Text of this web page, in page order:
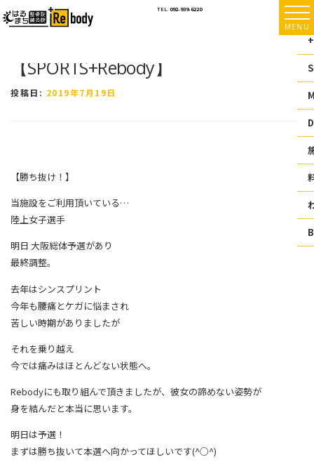
ン
TEL. 092-939-6220
MENU
【SPORTS+Rebody】
投稿日: 2019年7月19日
【勝ち抜け！】
当施設をご利用頂いている…
陸上女子選手
明日 大阪総体予選があり
最終調整。
去年はシンスプリント
今年も腰痛とケガに悩まされ
苦しい時期がありましたが
それを乗り越え
今では痛みはほとんどない状態へ。
Rebodyにも取り組んで頂きましたが、彼女の諦めない姿勢が
身を結んだと本当に思います。
明日は予選！
まずは勝ち抜いて本選へ向かってほしいです(^○^)